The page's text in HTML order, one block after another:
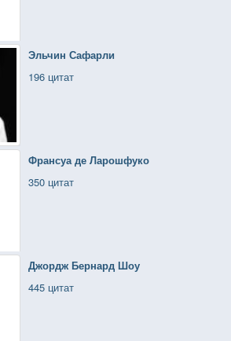
Эльчин Сафарли
196 цитат
Франсуа де Ларошфуко
350 цитат
Джордж Бернард Шоу
445 цитат